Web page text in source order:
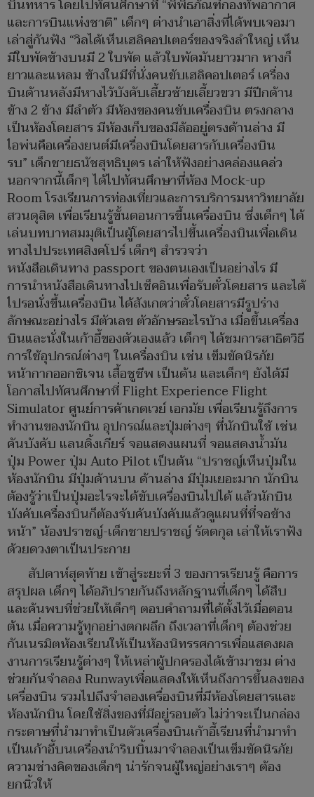
บินทหาร โดยไปทัศนศึกษาที่ “พิพิธภัณฑ์กองทัพอากาศ
และการบินแห่งชาติ” เด็กๆ ต่างนำเอาสิ่งที่ได้พบเจอมา
เล่าสู่กันฟัง “วิลได้เห็นเฮลิคอปเตอร์ของจริงลำใหญ่ เห็น
มีใบพัดข้างบนมี 2 ใบพัด แล้วใบพัดมันยาวมาก หางก็
ยาวและแหลม ข้างในมีที่นั่งคนขับเฮลิคอปเตอร์ เครื่อง
บินด้านหลังมีหางไว้บังคับเลี้ยวซ้ายเลี้ยวขวา มีปีกด้าน
ข้าง 2 ข้าง มีลำตัว มีห้องของคนขับเครื่องบิน ตรงกลาง
เป็นห้องโดยสาร มีห้องเก็บของมีล้ออยู่ตรงด้านล่าง มี
ไอพ่นคือเครื่องยนต์มีเครื่องบินโดยสารกับเครื่องบิน
รบ” เด็กชายธนัชสุทธิบุตร เล่าให้ฟังอย่างคล่องแคล่ว
นอกจากนี้เด็กๆ ได้ไปทัศนศึกษาที่ห้อง Mock-up
Room โรงเรียนการท่องเที่ยวและการบริการมหาวิทยาลัย
สวนดุสิต เพื่อเรียนรู้ขั้นตอนการขึ้นเครื่องบิน ซึ่งเด็กๆ ได้
เล่นบทบาทสมมุติเป็นผู้โดยสารไปขึ้นเครื่องบินเพื่อเดิน
ทางไปประเทศสิงคโปร์ เด็กๆ สำรวจว่า
หนังสือเดินทาง passport ของตนเองเป็นอย่างไร มี
การนำหนังสือเดินทางไปเช็คอินเพื่อรับตั๋วโดยสาร และได้
ไปรอนั่งขึ้นเครื่องบิน ได้สังเกตว่าตั๋วโดยสารมีรูปร่าง
ลักษณะอย่างไร มีตัวเลข ตัวอักษรอะไรบ้าง เมื่อขึ้นเครื่อง
บินและนั่งในเก้าอี้ของตัวเองแล้ว เด็กๆ ได้ชมการสาธิตวิธี
การใช้อุปกรณ์ต่างๆ ในเครื่องบิน เช่น เข็มขัดนิรภัย
หน้ากากออกซิเจน เสื้อชูชีพ เป็นต้น และเด็กๆ ยังได้มี
โอกาสไปทัศนศึกษาที่ Flight Experience Flight
Simulator ศูนย์การค้าเกตเวย์ เอกมัย เพื่อเรียนรู้ถึงการ
ทำงานของนักบิน อุปกรณ์และปุ่มต่างๆ ที่นักบินใช้ เช่น
คันบังคับ แลนดิ้งเกียร์ จอแสดงแผนที่ จอแสดงน้ำมัน
ปุ่ม Power ปุ่ม Auto Pilot เป็นต้น “ปราชญ์เห็นปุ่มใน
ห้องนักบิน มีปุ่มด้านบน ด้านล่าง มีปุ่มเยอะมาก นักบิน
ต้องรู้ว่าเป็นปุ่มอะไรจะได้ขับเครื่องบินไปได้ แล้วนักบิน
บังคับเครื่องบินก็ต้องจับคันบังคับแล้วดูแผนที่ที่จอข้าง
หน้า” น้องปราชญ์-เด็กชายปราชญ์ รัตตกุล เล่าให้เราฟัง
ด้วยดวงตาเป็นประกาย
สัปดาห์สุดท้าย เข้าสู่ระยะที่ 3 ของการเรียนรู้ คือการ
สรุปผล เด็กๆ ได้อภิปรายกันถึงหลักฐานที่เด็กๆ ได้สืบ
และค้นพบที่ช่วยให้เด็กๆ ตอบคำถามที่ได้ตั้งไว้เมื่อตอน
ต้น เมื่อความรู้ทุกอย่างตกผลึก ถึงเวลาที่เด็กๆ ต้องช่วย
กันเนรมิตห้องเรียนให้เป็นห้องนิทรรศการเพื่อแสดงผล
งานการเรียนรู้ต่างๆ ให้เหล่าผู้ปกครองได้เข้ามาชม ต่าง
ช่วยกันจำลอง Runwayเพื่อแสดงให้เห็นถึงการขึ้นลงของ
เครื่องบิน รวมไปถึงจำลองเครื่องบินที่มีห้องโดยสารและ
ห้องนักบิน โดยใช้สิ่งของที่มีอยู่รอบตัว ไม่ว่าจะเป็นกล่อง
กระดาษที่นำมาทำเป็นตัวเครื่องบินเก้าอี้เรียนที่นำมาทำ
เป็นเก้าอี้บนเครื่องนำริบบิ้นมาจำลองเป็นเข็มขัดนิรภัย
ความช่างคิดของเด็กๆ น่ารักจนผู้ใหญ่อย่างเราๆ ต้อง
ยกนิ้วให้